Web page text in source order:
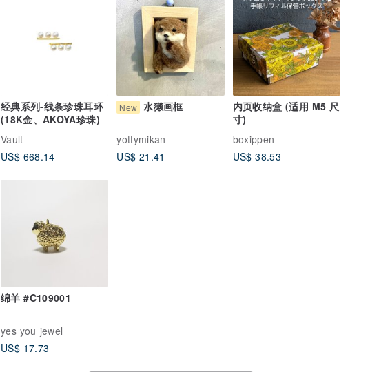
经典系列-线条珍珠耳环
(18K金、AKOYA珍珠)
Vault
US$ 668.14
New 水獭画框
yottymikan
US$ 21.41
内页收纳盒 (适用 M5 尺
寸)
boxippen
US$ 38.53
绵羊 #C109001
yes you jewel
US$ 17.73